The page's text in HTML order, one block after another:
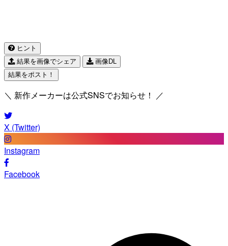
ヒント
結果を画像でシェア
画像DL
結果をポスト！
＼ 新作メーカーは公式SNSでお知らせ！ ／
X (Twitter)
Instagram
Facebook